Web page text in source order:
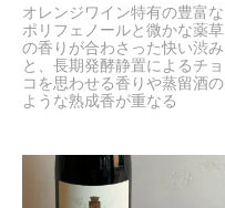
オレンジワイン特有の豊富な
ポリフェノールと微かな薬草
の香りが合わさった快い渋み
と、長期発酵静置によるチョ
コを思わせる香りや蒸留酒の
ような熟成香が重なる